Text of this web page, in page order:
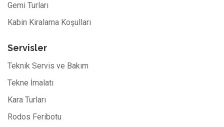
Gemi Turları
Kabin Kiralama Koşulları
Servisler
Teknik Servis ve Bakım
Tekne İmalatı
Kara Turları
Rodos Feribotu